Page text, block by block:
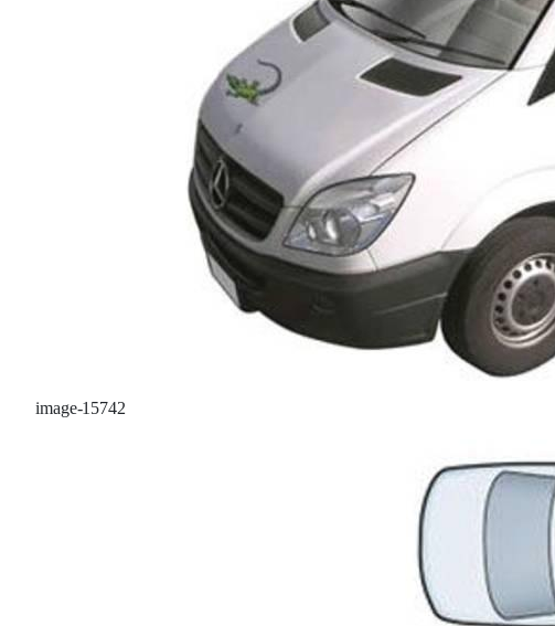
image-15742